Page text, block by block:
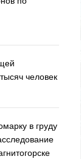
человек
в груду